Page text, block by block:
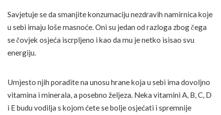
Savjetuje se da smanjite konzumaciju nezdravih namirnica koje
u sebi imaju loše masnoće. Oni su jedan od razloga zbog čega
se čovjek osjeća iscrpljeno i kao da mu je netko isisao svu
energiju.
Umjesto njih poradite na unosu hrane koja u sebi ima dovoljno
vitamina i minerala, a posebno željeza. Neka vitamini A, B, C, D
i E budu vodilja s kojom ćete se bolje osjećati i spremnije